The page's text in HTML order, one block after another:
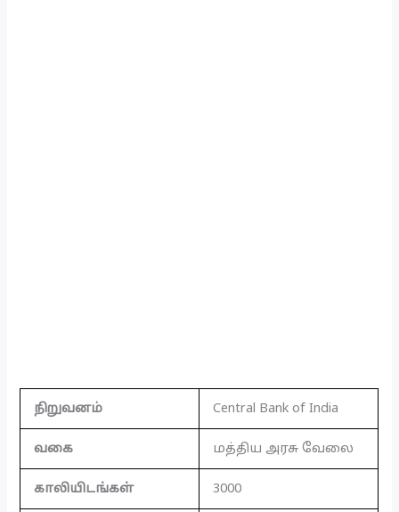
நிறுவனம் Central Bank of India
வகை மத்திய அரசு வேலை
காலியிடங்கள் 3000